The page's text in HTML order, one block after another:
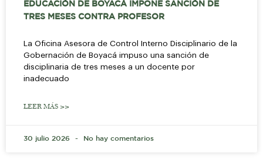
EDUCACIÓN DE BOYACÁ IMPONE SANCIÓN DE
TRES MESES CONTRA PROFESOR
La Oficina Asesora de Control Interno Disciplinario de la
Gobernación de Boyacá impuso una sanción de
disciplinaria de tres meses a un docente por
inadecuado
LEER MÁS >>
30 julio 2026 No hay comentarios